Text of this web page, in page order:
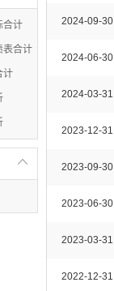
合计
表合计
计

2024-09-30
2024-06-30
2024-03-31
2023-12-31
2023-09-30
2023-06-30
2023-03-31
2022-12-31